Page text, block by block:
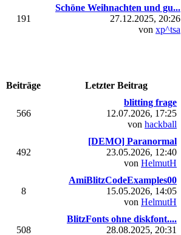
191
Schöne Weihnachten und gu...
27.12.2025, 20:26
von xp^tsa
Beiträge
Letzter Beitrag
566
blitting frage
12.07.2026, 17:25
von hackball
492
[DEMO] Paranormal
23.05.2026, 12:40
von HelmutH
8
AmiBlitzCodeExamples00
15.05.2026, 14:05
von HelmutH
508
BlitzFonts ohne diskfont....
28.08.2025, 20:31